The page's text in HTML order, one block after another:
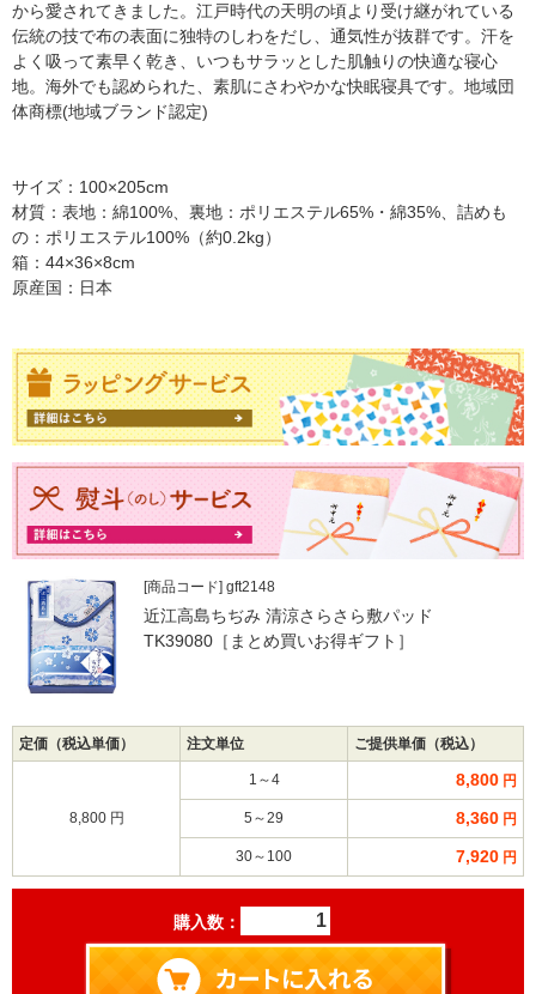
から愛されてきました。江戸時代の天明の頃より受け継がれている
伝統の技で布の表面に独特のしわをだし、通気性が抜群です。汗を
よく吸って素早く乾き、いつもサラッとした肌触りの快適な寝心
地。海外でも認められた、素肌にさわやかな快眠寝具です。地域団
体商標(地域ブランド認定)
サイズ：100×205cm
材質：表地：綿100%、裏地：ポリエステル65%・綿35%、詰めも
の：ポリエステル100%（約0.2kg）
箱：44×36×8cm
原産国：日本
[商品コード] gft2148
近江高島ちぢみ 清涼さらさら敷パッド
TK39080［まとめ買いお得ギフト］
定価（税込単価） 注文単位 ご提供単価（税込）
8,800 円
1～4 8,800 円
5～29 8,360 円
30～100 7,920 円
購入数：